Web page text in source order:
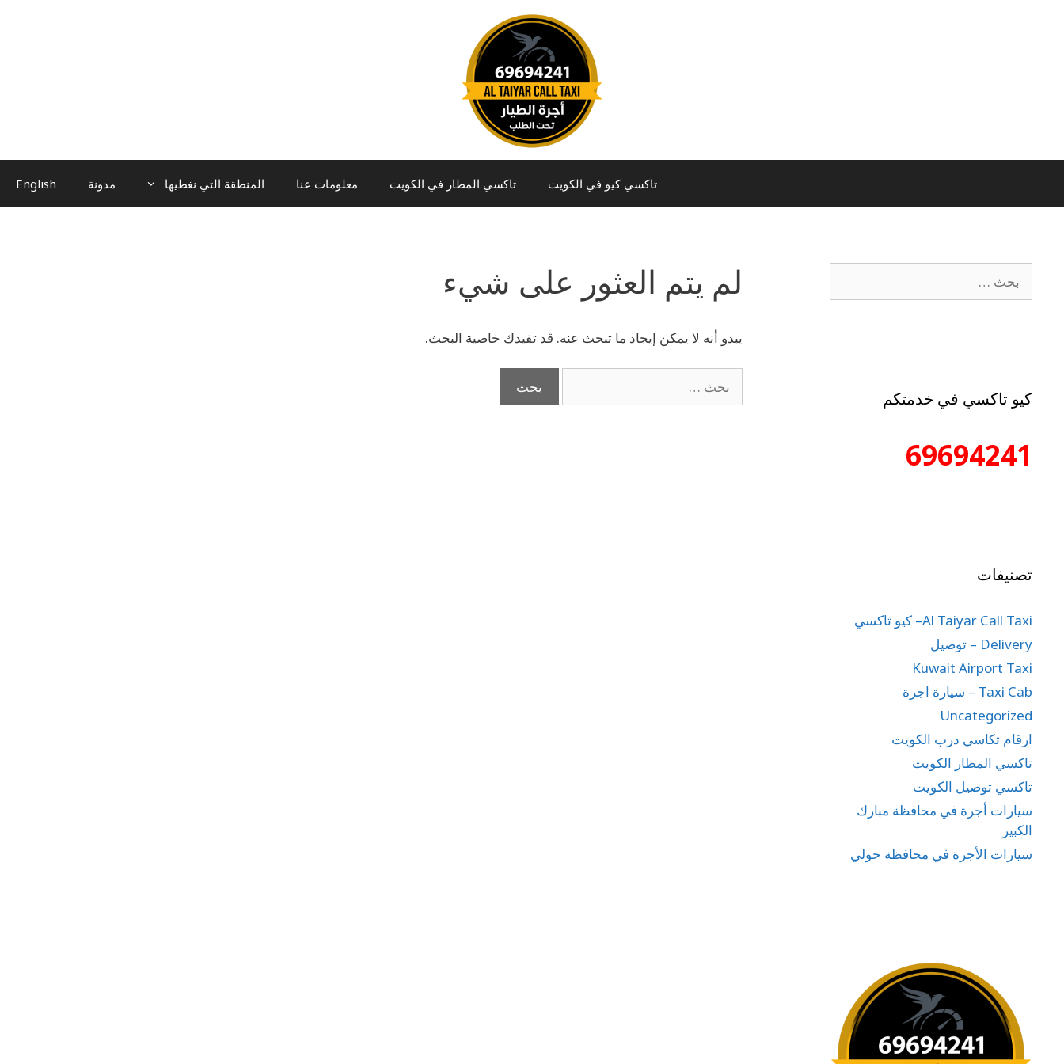
تاكسي كيو في الكويت تاكسي المطار في الكويت معلومات عنا المنطقة التي نغطيها مدونة English
لم يتم العثور على شيء
يبدو أنه لا يمكن إيجاد ما تبحث عنه. قد تفيدك خاصية البحث.
كيو تاكسي في خدمتكم
69694241
تصنيفات
Al Taiyar Call Taxi– كيو تاكسي
Delivery – توصيل
Kuwait Airport Taxi
Taxi Cab – سيارة اجرة
Uncategorized
ارقام تكاسي درب الكويت
تاكسي المطار الكويت
تاكسي توصيل الكويت
سيارات أجرة في محافظة مبارك
الكبير
سيارات الأجرة في محافظة حولي